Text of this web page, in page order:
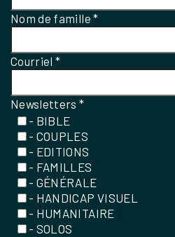
Nom de famille*
Courriel*
Newsletters*
- BIBLE
- COUPLES
- EDITIONS
- FAMILLES
- GÉNÉRALE
- HANDICAP VISUEL
- HUMANITAIRE
- SOLOS